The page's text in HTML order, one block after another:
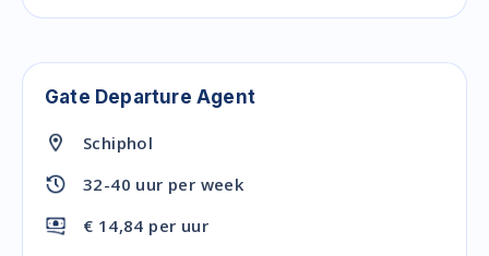
Gate Departure Agent
Schiphol
32-40 uur per week
€ 14,84 per uur